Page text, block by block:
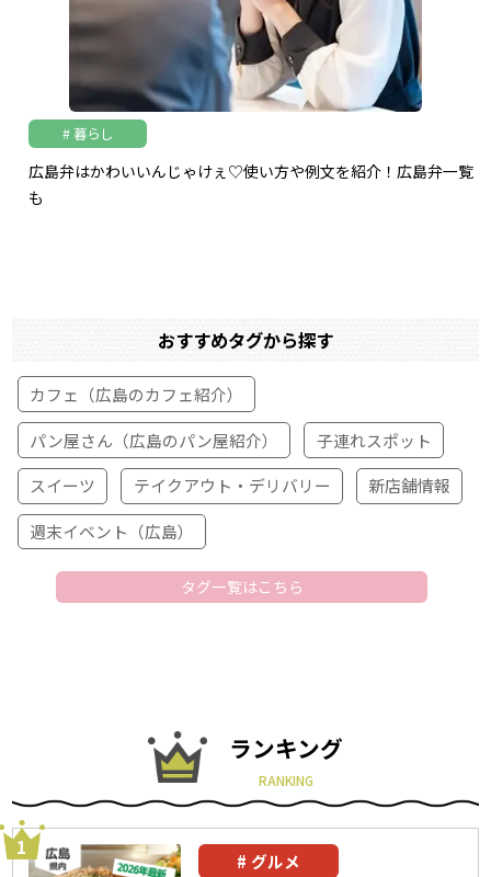
暮らし
広島弁はかわいいんじゃけぇ♡使い方や例文を紹介！広島弁一覧
も
おすすめタグから探す
カフェ（広島のカフェ紹介）
パン屋さん（広島のパン屋紹介）
子連れスポット
スイーツ
テイクアウト・デリバリー
新店舗情報
週末イベント（広島）
タグ一覧はこちら
ランキング
RANKING
グルメ